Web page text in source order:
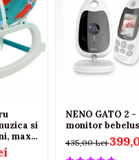
si
max.
NENO GATO 2
monitor
435,00 Lei